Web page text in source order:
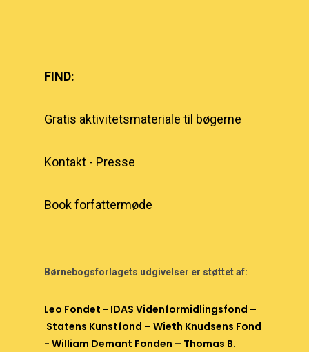
FIND:
Gratis aktivitetsmateriale til bøgerne
Kontakt - Presse
Book forfattermøde
Børnebogsforlagets udgivelser er støttet af:
Leo Fondet - IDAS Videnformidlingsfond –
Statens Kunstfond – Wieth Knudsens Fond
- William Demant Fonden – Thomas B.